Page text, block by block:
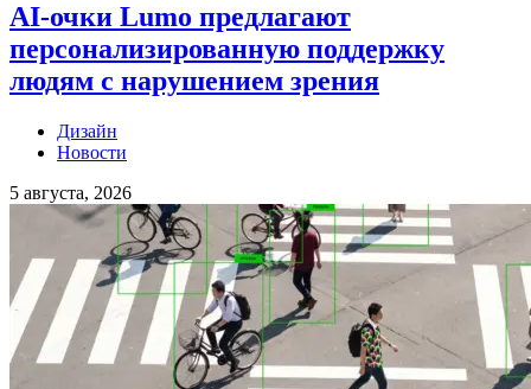
AI-очки Lumo предлагают
персонализированную поддержку
людям с нарушением зрения
Дизайн
Новости
5 августа, 2026